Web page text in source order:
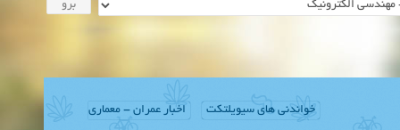
خواندنی های سیویلتکت اخبار عمران - معماری